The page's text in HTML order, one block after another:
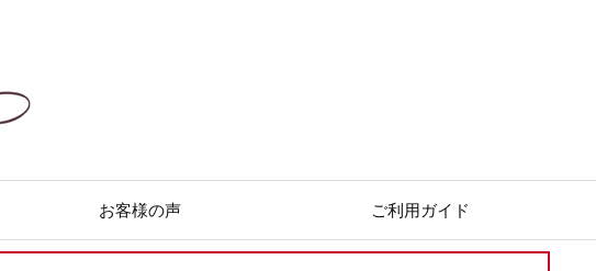
お客様の声 ご利用ガイド